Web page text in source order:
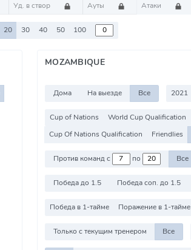
Уд. в створ Ауты Атаки
20 30 40 50 100
MOZAMBIQUE
Дома На выезде Все 2021
Cup of Nations World Cup Qualification
Cup Of Nations Qualification
Friendlies
Против команд с по Все
Победа до 1.5 Победа соп. до 1.5
Победа в 1-тайме Поражение в 1-тайме
Только с текущим тренером Все